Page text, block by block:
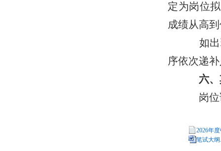
定为岗位
成绩从高
如出
序依次递
六、
岗位
2026年
笔试大纲